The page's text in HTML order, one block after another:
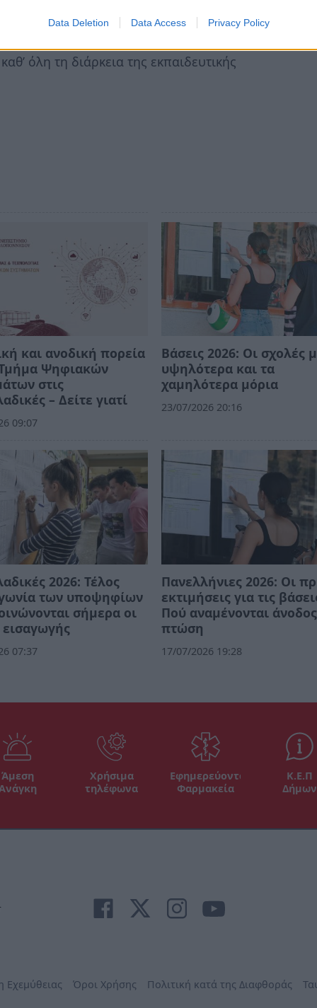
Data Deletion Data Access Privacy Policy
τόσο σημασία έχει η εκπαίδευση
τους Δημοτικού Σχολείου».
όλη τη διάρκεια της εκπαιδευτικής
και ανοδική πορεία
Ψηφιακών
στις
– Δείτε γιατί
09:07
Βάσεις 2026: Οι σχολές
υψηλότερα και τα
χαμηλότερα μόρια
23/07/2026 20:16
2026: Τέλος
των υποψηφίων
σήμερα οι
εισαγωγής
07:37
Πανελλήνιες 2026: Οι
εκτιμήσεις για τις
Πού αναμένονται
πτώση
17/07/2026 19:28
Άμεση
Χρήσιμα
τηλέφωνα
Εφημερεύοντα
Φαρμακεία
Κ.Ε.Π
Δήμων
Εχεμύθειας Όροι Χρήσης Πολιτική κατά της Διαφθοράς